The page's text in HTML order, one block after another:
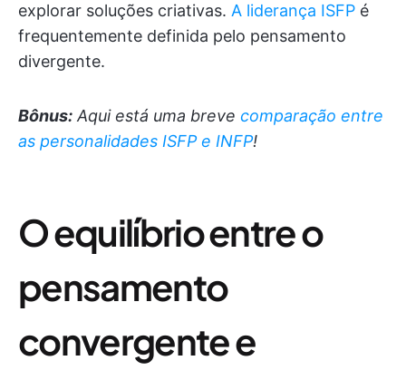
explorar soluções criativas. A liderança ISFP é
frequentemente definida pelo pensamento
divergente.
Bônus: Aqui está uma breve comparação entre
as personalidades ISFP e INFP!
O equilíbrio entre o
pensamento
convergente e